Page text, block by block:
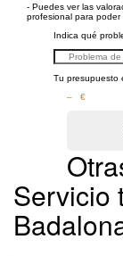
- Puedes ver las
profesional para poder
Indica qué
Tu presupuesto
– €
Servicio